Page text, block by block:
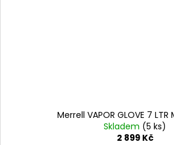
Merrell VAPOR GLOVE 7
Skladem (5 ks)
2 899 Kč